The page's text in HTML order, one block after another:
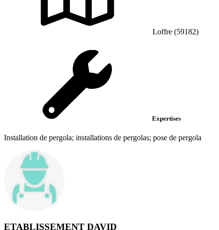
Loffre (59182)
Expertises
Installation de pergola; installations de pergolas; pose de pergola
ETABLISSEMENT DAVID